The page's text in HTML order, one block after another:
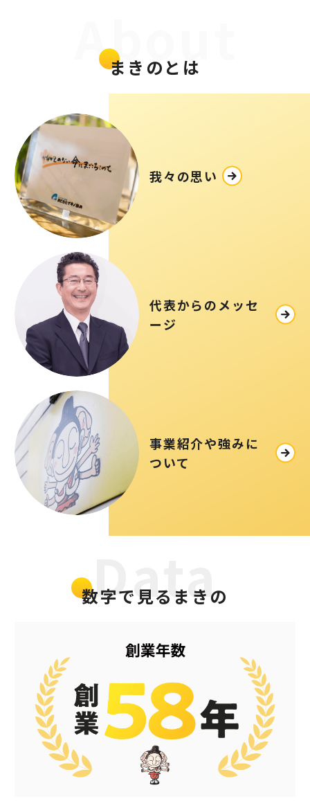
まきのとは
About
我々の思い
代表からのメッセ
ージ
事業紹介や強みに
ついて
数字で見るまきの
Data